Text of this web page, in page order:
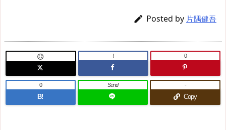
 Posted by 片隅健吾
 ! 0
B!
0 Send
Copy
-